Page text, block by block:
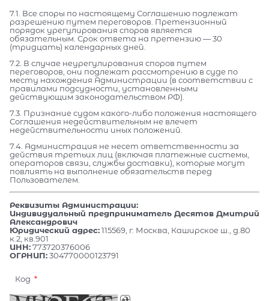
7.1. Все споры по настоящему Соглашению подлежат
разрешению путем переговоров. Претензионный
порядок урегулирования споров является
обязательным. Срок ответа на претензию — 30
(тридцать) календарных дней.
7.2. В случае неурегулирования споров путем
переговоров, они подлежат рассмотрению в суде по
месту нахождения Администрации (в соответствии с
правилами подсудности, установленными
действующим законодательством РФ).
7.3. Признание судом какого-либо положения настоящего
Соглашения недействительным не влечет
недействительности иных положений.
7.4. Администрация не несет ответственности за
действия третьих лиц (включая платежные системы,
операторов связи, службы доставки), которые могут
повлиять на выполнение обязательств перед
Пользователем.
Реквизиты Администрации:
Индивидуальный предприниматель Десятов Дмитрий
Александрович
Юридический адрес:115569, г. Москва, Каширское ш., д.80
к.2, кв.901
ИНН:773720376006
ОГРНИП:304770000123791
Код